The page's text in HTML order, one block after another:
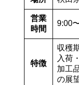
営業
時間
9:00
特徴
収穫
入荷・
加工
の展